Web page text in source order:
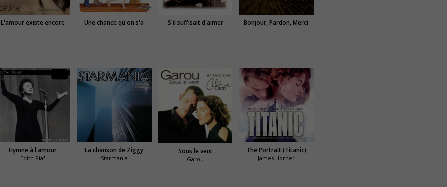
L'amour existe encore Une chance qu'on s'a S'il suffisait d'aimer Bonjour, Pardon, Merci
Hymne à l'amour
Edith Piaf
La chanson de Ziggy
Starmania
Sous le vent
Garou
The Portrait (Titanic)
James Horner